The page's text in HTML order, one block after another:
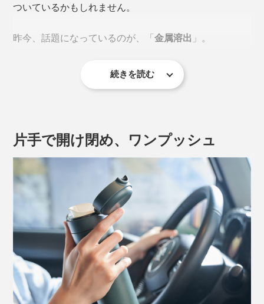
ついているかもしれません。
昨今、話題になっているのが、「金属溶出 」。
2025年には、厚生労働省が下記のような注意喚起をXに
続きを読む
片手で開け閉め、ワンプッシュ